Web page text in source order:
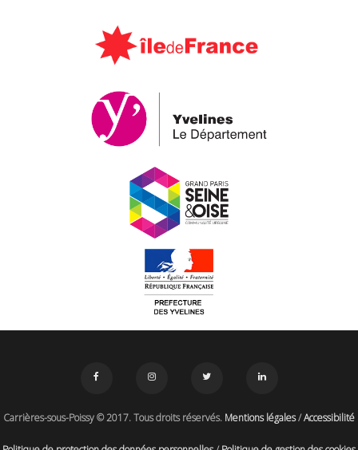
Carrières-sous-Poissy © 2017. Tous droits réservés. Mentions légales/Accessibilité